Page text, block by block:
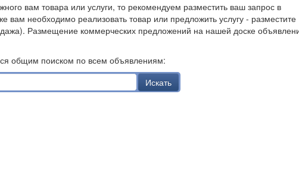
вам товара или услуги, то рекомендуем разместить ваш запрос в
вам необходимо реализовать товар или предложить услугу - разместите
Размещение коммерческих предложений на нашей доске
общим поиском по всем объявлениям:
Искать